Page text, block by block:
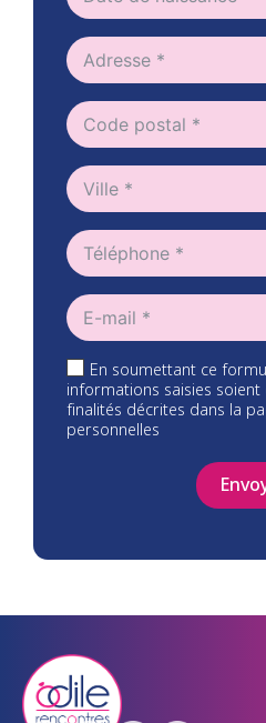
En soumettant ce
informations saisies
finalités décrites dans la
personnelles